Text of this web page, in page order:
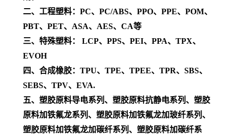
二、工程塑料：PC、PC/ABS、PPO、PPE、POM、
PBT、PET、ASA、AES、CA等
三、特殊塑料： LCP、PPS、PEI、PPA、TPX、
EVOH
四、合成橡胶：TPU、TPE、TPEE、TPR、SBS、
SEBS、TPV、EVA.
五、塑胶原料导电系列、塑胶原料抗静电系列、塑胶
原料加铁氟龙系列、塑胶原料加铁氟龙加玻纤系列、
塑胶原料加铁氟龙加碳纤系列、塑胶原料加碳纤系